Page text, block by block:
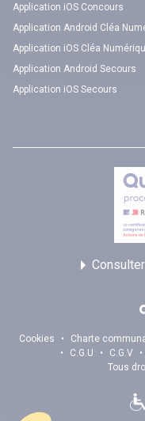
Application iOS Concours
Application Android Cléa
Application iOS Cléa
Application Android Secours
Application iOS Secours
Cookies • Charte
•
C.G.U • C.G.V •
Tous